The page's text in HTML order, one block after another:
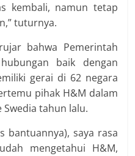
kembali, namun tetap
tuturnya.
bahwa Pemerintah
baik dengan
gerai di 62 negara
pihak H&M dalam
tahun lalu.
bantuannya), saya rasa
mengetahui H&M,